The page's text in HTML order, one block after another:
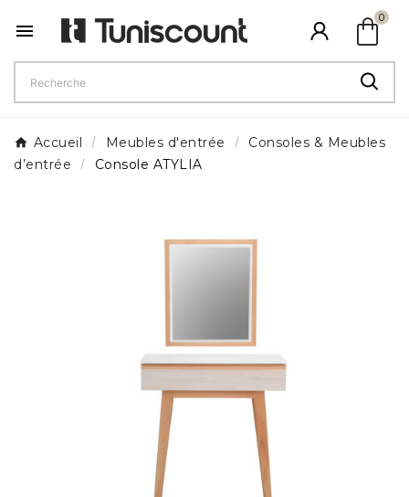
 shopping_bag
0
Accueil Meubles d'entrée
Consoles & Meubles
d’entrée
Console ATYLIA